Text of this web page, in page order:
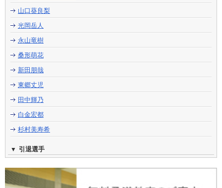
山口葵良梨
光岡岳人
永山竜樹
桑形萌花
新田朋哉
東郷丈児
田中輝乃
白金宏都
杉村美寿希
引退選手